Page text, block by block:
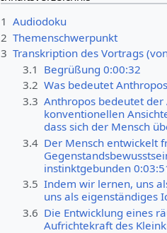
1 Audiodoku
2 Themenschwerpunkt
3 Transkription des Vortrags
3.1 Begrüßung 0:00:32
3.2 Was bedeutet
3.3 Anthropos bedeutet
konventionellen
dass sich der Mensch
3.4 Der Mensch entwickelt
instinktgebunden
3.5 Indem wir lernen, uns
uns als eigenständiges
3.6 Die Entwicklung eines
Aufrichtekraft des